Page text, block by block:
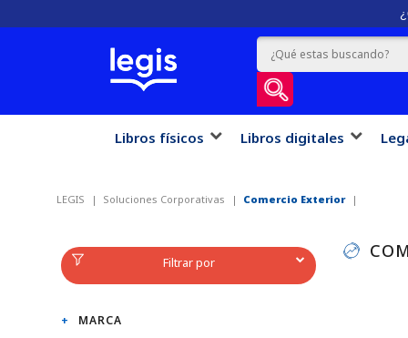
Libros físicos Libros digitales
LEGIS Soluciones Corporativas Comercio Exterior
Filtrar por
MARCA